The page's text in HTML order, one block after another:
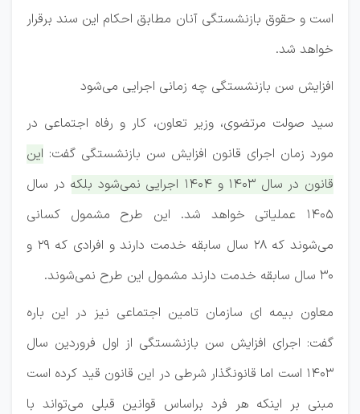
است و حقوق بازنشستگی آنان مطابق احکام این سند برقرار
خواهد شد.
افزایش سن بازنشستگی چه زمانی اجرایی می‌شود
سید صولت مرتضوی، وزیر تعاون، کار و رفاه اجتماعی در
مورد زمان اجرای قانون افزایش سن بازنشستگی گفت: این
قانون در سال ۱۴۰۳ و ۱۴۰۴ اجرایی نمی‌شود بلکه در سال
۱۴۰۵ عملیاتی خواهد شد. این طرح مشمول کسانی
می‌شوند که ۲۸ سال سابقه خدمت دارند و افرادی که ۲۹ و
۳۰ سال سابقه خدمت دارند مشمول این طرح نمی‌شوند.
معاون بیمه ای سازمان تامین اجتماعی نیز در این باره
گفت: اجرای افزایش سن بازنشستگی از اول فروردین‌ سال
۱۴۰۳ است اما قانونگذار شرطی در این قانون قید کرده است
مبنی بر اینکه هر فرد براساس قوانین قبلی می‌تواند با